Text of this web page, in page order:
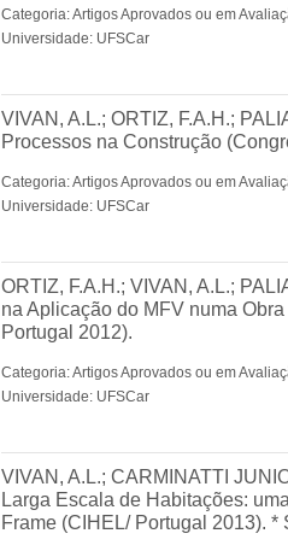
Categoria: Artigos Aprovados ou em
Universidade: UFSCar
VIVAN, A.L.; ORTIZ, F.A.H.;
Processos na Construção
Categoria: Artigos Aprovados ou em
Universidade: UFSCar
ORTIZ, F.A.H.; VIVAN, A.L.;
na Aplicação do MFV numa
Portugal 2012).
Categoria: Artigos Aprovados ou em
Universidade: UFSCar
VIVAN, A.L.; CARMINATTI
Larga Escala de Habitações:
Frame (CIHEL/ Portugal 2013). *